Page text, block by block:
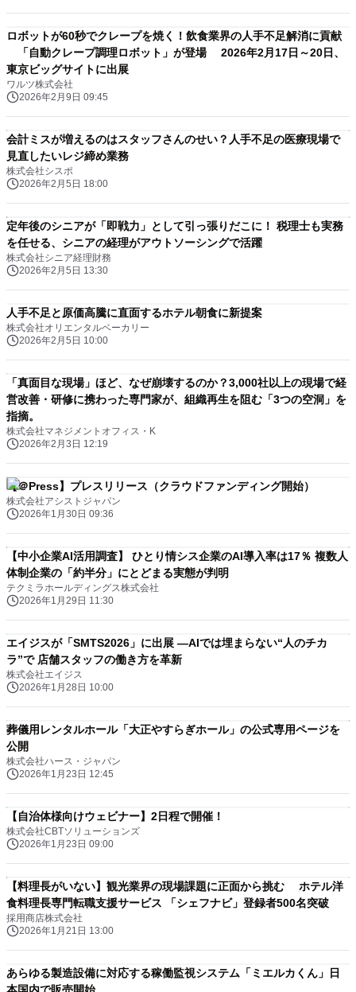
ロボットが60秒でクレープを焼く！飲食業界の人手不足解消に貢献
「自動クレープ調理ロボット」が登場 2026年2月17日～20日、
東京ビッグサイトに出展
ワルツ株式会社
2026年2月9日 09:45
会計ミスが増えるのはスタッフさんのせい？人手不足の医療現場で
見直したいレジ締め業務
株式会社シスポ
2026年2月5日 18:00
定年後のシニアが「即戦力」として引っ張りだこに！ 税理士も実務
を任せる、シニアの経理がアウトソーシングで活躍
株式会社シニア経理財務
2026年2月5日 13:30
人手不足と原価高騰に直面するホテル朝食に新提案
株式会社オリエンタルベーカリー
2026年2月5日 10:00
「真面目な現場」ほど、なぜ崩壊するのか？3,000社以上の現場で経
営改善・研修に携わった専門家が、組織再生を阻む「3つの空洞」を
指摘。
株式会社マネジメントオフィス・K
2026年2月3日 12:19
【＠Press】プレスリリース（クラウドファンディング開始）
株式会社アシストジャパン
2026年1月30日 09:36
【中小企業AI活用調査】 ひとり情シス企業のAI導入率は17％ 複数人
体制企業の「約半分」にとどまる実態が判明
テクミラホールディングス株式会社
2026年1月29日 11:30
エイジスが「SMTS2026」に出展 ―AIでは埋まらない“人のチカ
ラ”で 店舗スタッフの働き方を革新
株式会社エイジス
2026年1月28日 10:00
葬儀用レンタルホール「大正やすらぎホール」の公式専用ページを
公開
株式会社ハース・ジャパン
2026年1月23日 12:45
【自治体様向けウェビナー】2日程で開催！
株式会社CBTソリューションズ
2026年1月23日 09:00
【料理長がいない】観光業界の現場課題に正面から挑む ホテル洋
食料理長専門転職支援サービス 「シェフナビ」登録者500名突破
採用商店株式会社
2026年1月21日 13:00
あらゆる製造設備に対応する稼働監視システム「ミエルカくん」日